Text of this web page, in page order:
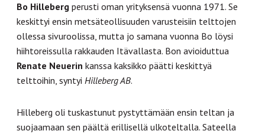
Bo Hilleberg perusti oman yrityksensä vuonna 1971. Se
keskittyi ensin metsäteollisuuden varusteisiin telttojen
ollessa sivuroolissa, mutta jo samana vuonna Bo löysi
hiihtoreissulla rakkauden Itävallasta. Bon avioiduttua
Renate Neuerin kanssa kaksikko päätti keskittyä
telttoihin, syntyi Hilleberg AB.
Hilleberg oli tuskastunut pystyttämään ensin teltan ja
suojaamaan sen päältä erillisellä ulkoteltalla. Sateella